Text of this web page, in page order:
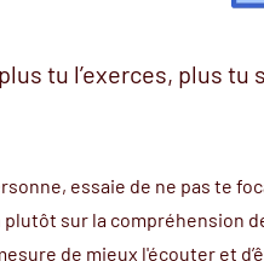
tu l’exerces, plus tu
essaie de ne pas te
sur la compréhension
de mieux l'écouter et